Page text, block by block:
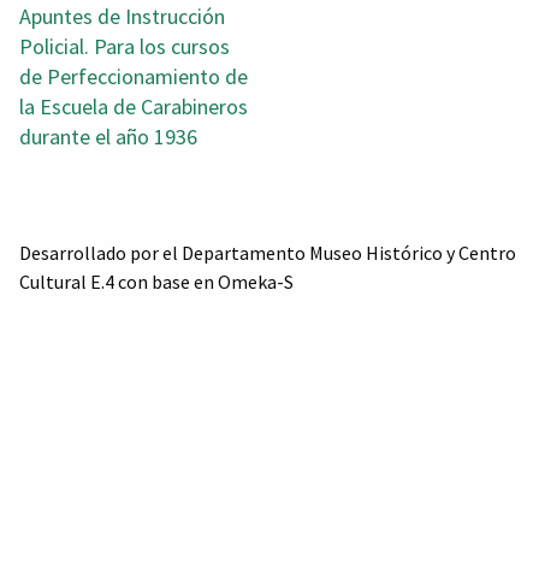
Apuntes de Instrucción
Policial. Para los cursos
de Perfeccionamiento de
la Escuela de Carabineros
durante el año 1936
Desarrollado por el Departamento Museo Histórico y Centro
Cultural E.4 con base en Omeka-S